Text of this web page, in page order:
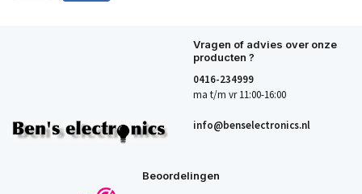
Vragen of advies over onze
producten ?
0416-234999
ma t/m vr 11:00-16:00
info@benselectronics.nl
Beoordelingen